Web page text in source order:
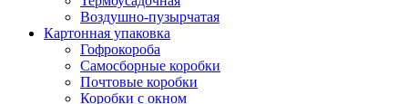
Воздушно-пузырчатая
Картонная упаковка
Гофрокороба
Самосборные коробки
Почтовые коробки
Коробки с окном